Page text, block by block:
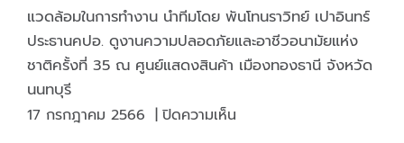
แวดล้อมในการทำงาน นำทีมโดย พันโทนราวิทย์ เปาอินทร์
ประธานคปอ. ดูงานความปลอดภัยและอาชีวอนามัยแห่ง
ชาติครั้งที่ 35 ณ ศูนย์แสดงสินค้า เมืองทองธานี จังหวัด
นนทบุรี
17 กรกฎาคม 2566 ปิดความเห็นบน